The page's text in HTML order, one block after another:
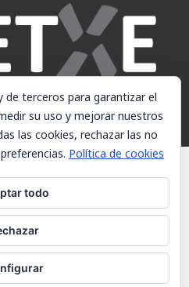
sitio web utiliza cookies, consulte
de cookies.
de cookies
de terceros para garantizar el
su uso y mejorar nuestros
las cookies, rechazar las no
Política de cookies
todo